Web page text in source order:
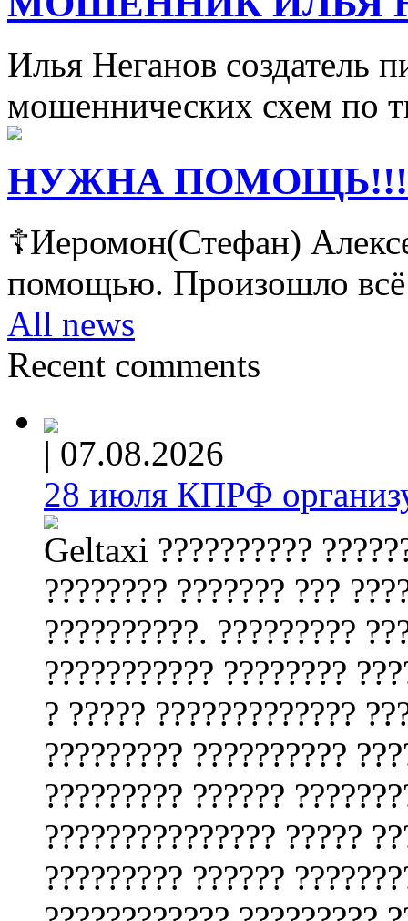
Илья Неганов создатель
мошеннических схем по
НУЖНА ПОМОЩЬ!!!
☦Иеромон(Стефан)
помощью. Произошло
All news
Recent comments
| 07.08.2026
28 июля КПРФ
Geltaxi ??????????
???????? ??????? ???
??????????. ?????????
??????????? ????????
? ????? ?????????????
????????? ??????????
????????? ??????
??????????????? ?????
????????? ??????